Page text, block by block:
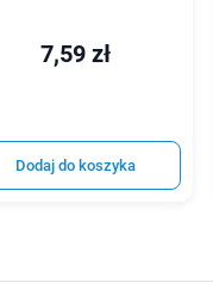
7,59 zł
Dodaj do koszyka